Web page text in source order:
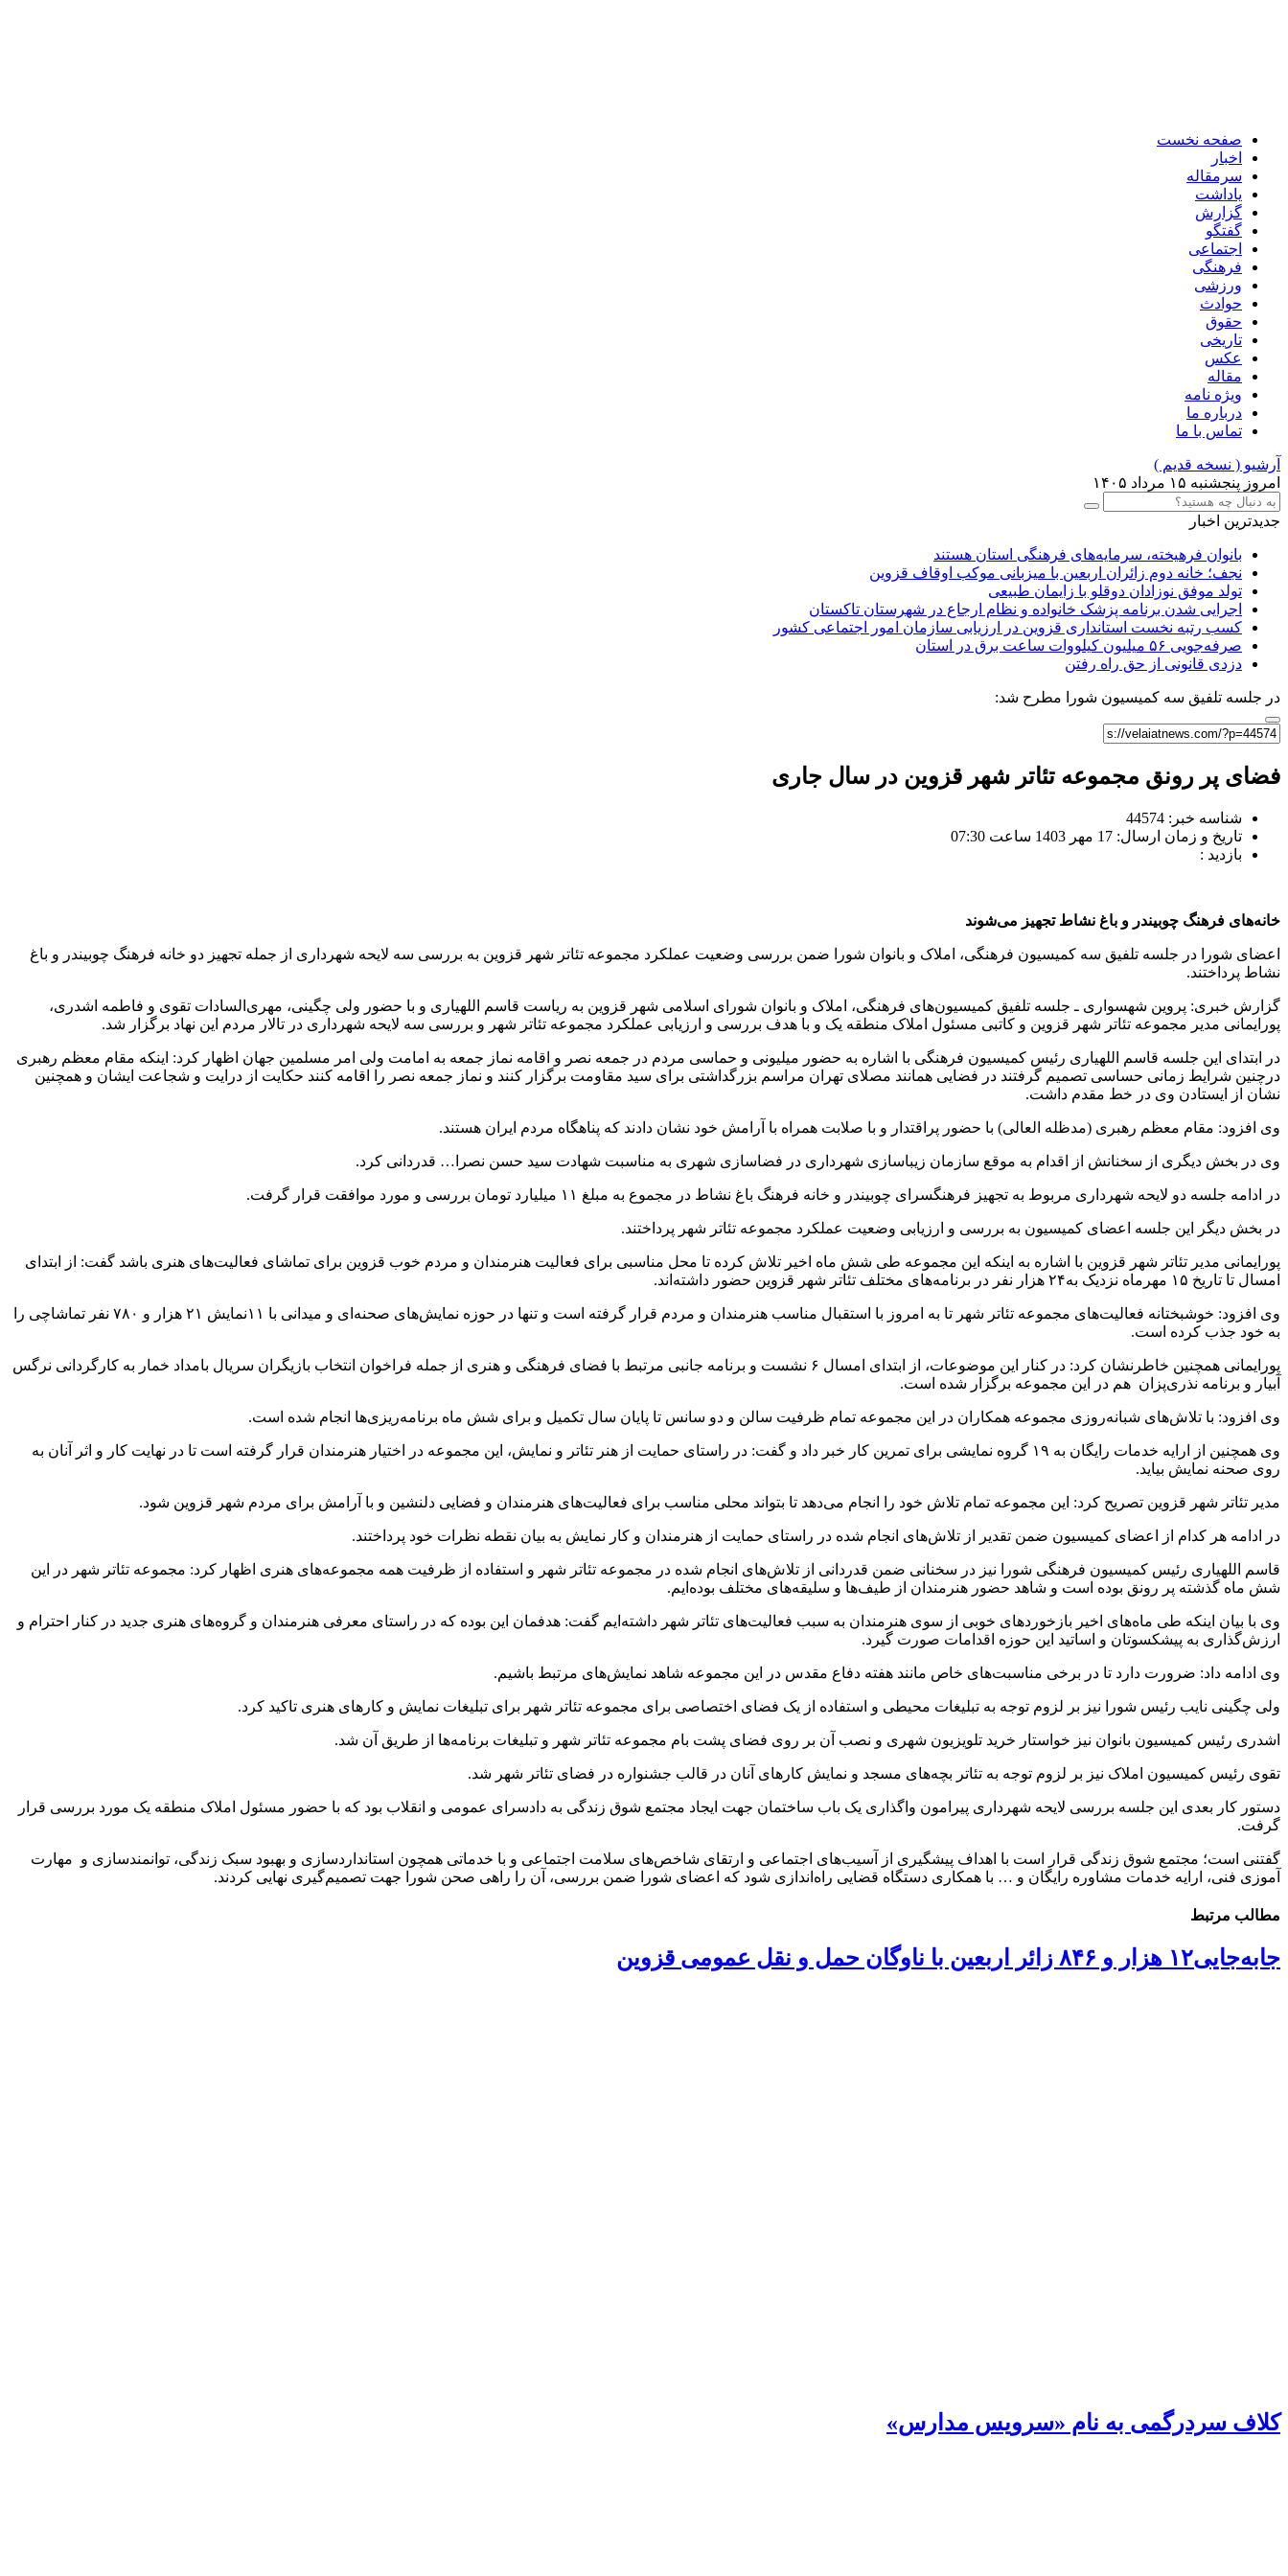
صفحه نخست
اخبار
سرمقاله
یاداشت
گزارش
گفتگو
اجتماعی
فرهنگی
ورزشی
حوادث
حقوق
تاریخی
عکس
مقاله
ویژه نامه
درباره ما
تماس با ما
آرشیو ( نسخه قدیم )
امروز پنجشنبه ۱۵ مرداد ۱۴۰۵
جدیدترین اخبار
بانوان فرهیخته، سرمایه‌های فرهنگی استان هستند
نجف؛ خانه دوم زائران اربعین با میزبانی موکب اوقاف قزوین
تولد موفق نوزادان دوقلو با زایمان طبیعی
اجرایی شدن برنامه پزشک خانواده و نظام ارجاع در شهرستان تاکستان
کسب رتبه نخست استانداری قزوین در ارزیابی سازمان امور اجتماعی کشور
صرفه‌جویی ۵۶ میلیون کیلووات‌ ساعت برق در استان
دزدی قانونی از حق راه رفتن
در جلسه تلفیق سه کمیسیون شورا مطرح شد:
فضای پر رونق مجموعه تئاتر شهر قزوین در سال جاری
شناسه خبر: 44574
تاریخ و زمان ارسال: 17 مهر 1403 ساعت 07:30
بازدید :
خانه‌های فرهنگ چوبیندر و باغ نشاط تجهیز می‌شوند
اعضای شورا در جلسه تلفیق سه کمیسیون فرهنگی، املاک و بانوان شورا ضمن بررسی وضعیت عملکرد مجموعه تئاتر شهر قزوین به بررسی سه لایحه شهرداری از جمله تجهیز دو خانه فرهنگ چوبیندر و باغ
نشاط پرداختند.
گزارش خبری: پروین شهسواری ـ جلسه تلفیق کمیسیون‌های فرهنگی، املاک و بانوان شورای اسلامی شهر قزوین به ریاست قاسم اللهیاری و با حضور ولی چگینی، مهری‌السادات تقوی و فاطمه اشدری،
پورایمانی مدیر مجموعه تئاتر شهر قزوین و کاتبی مسئول املاک منطقه یک و با هدف بررسی و ارزیابی عملکرد مجموعه تئاتر شهر و بررسی سه لایحه شهرداری در تالار مردم این نهاد برگزار شد.
در ابتدای این جلسه قاسم اللهیاری رئیس کمیسیون فرهنگی با اشاره به حضور میلیونی و حماسی مردم در جمعه نصر و اقامه نماز جمعه به امامت ولی امر مسلمین جهان اظهار کرد: اینکه مقام معظم رهبری
درچنین شرایط زمانی حساسی تصمیم گرفتند در فضایی همانند مصلای تهران مراسم بزرگداشتی برای سید مقاومت برگزار کنند و نماز جمعه نصر را اقامه کنند حکایت از درایت و شجاعت ایشان و همچنین
نشان از ایستادن وی در خط مقدم داشت.
وی افزود: مقام معظم رهبری (مدظله العالی) با حضور پراقتدار و با صلابت همراه با آرامش خود نشان دادند که پناهگاه مردم ایران هستند.
وی در بخش دیگری از سخنانش از اقدام به موقع سازمان زیباسازی شهرداری در فضاسازی شهری به مناسبت شهادت سید حسن نصرا… قدردانی کرد.
در ادامه جلسه دو لایحه شهرداری مربوط به تجهیز فرهنگسرای چوبیندر و خانه فرهنگ باغ نشاط در مجموع به مبلغ ۱۱ میلیارد تومان بررسی و مورد موافقت قرار گرفت.
در بخش دیگر این جلسه اعضای کمیسیون به بررسی و ارزیابی وضعیت عملکرد مجموعه تئاتر شهر پرداختند.
پورایمانی مدیر تئاتر شهر قزوین با اشاره به اینکه این مجموعه طی شش ماه اخیر تلاش کرده تا محل مناسبی برای فعالیت هنرمندان و مردم خوب قزوین برای تماشای فعالیت‌های هنری باشد گفت: از ابتدای
امسال تا تاریخ ۱۵ مهرماه نزدیک به۲۴ هزار نفر در برنامه‌های مختلف تئاتر شهر قزوین حضور داشته‌اند.
وی افزود: خوشبختانه فعالیت‌های مجموعه تئاتر شهر تا به امروز با استقبال مناسب هنرمندان و مردم قرار گرفته است و تنها در حوزه نمایش‌های صحنه‌ای و میدانی با ۱۱نمایش ۲۱ هزار و ۷۸۰ نفر تماشاچی را
به خود جذب کرده است.
پورایمانی همچنین خاطرنشان کرد: در کنار این موضوعات، از ابتدای امسال ۶ نشست و برنامه جانبی مرتبط با فضای فرهنگی و هنری از جمله فراخوان انتخاب بازیگران سریال بامداد خمار به کارگردانی نرگس
آبیار و برنامه نذری‌پزان هم در این مجموعه برگزار شده است.
وی افزود: با تلاش‌های شبانه‌روزی مجموعه همکاران در این مجموعه تمام ظرفیت سالن و دو سانس تا پایان سال تکمیل و برای شش ماه برنامه‌ریزی‌ها انجام شده است.
وی همچنین از ارایه خدمات رایگان به ۱۹ گروه نمایشی برای تمرین کار خبر داد و گفت: در راستای حمایت از هنر تئاتر و نمایش، این مجموعه در اختیار هنرمندان قرار گرفته است تا در نهایت کار و اثر آنان به
روی صحنه نمایش بیاید.
مدیر تئاتر شهر قزوین تصریح کرد: این مجموعه تمام تلاش خود را انجام می‌دهد تا بتواند محلی مناسب برای فعالیت‌های هنرمندان و فضایی دلنشین و با آرامش برای مردم شهر قزوین شود.
در ادامه هر کدام از اعضای کمیسیون ضمن تقدیر از تلاش‌های انجام شده در راستای حمایت از هنرمندان و کار نمایش به بیان نقطه نظرات خود پرداختند.
قاسم اللهیاری رئیس کمیسیون فرهنگی شورا نیز در سخنانی ضمن قدردانی از تلاش‌های انجام شده در مجموعه تئاتر شهر و استفاده از ظرفیت همه مجموعه‌های هنری اظهار کرد: مجموعه تئاتر شهر در این
شش ماه گذشته پر رونق بوده است و شاهد حضور هنرمندان از طیف‌ها و سلیقه‌های مختلف بوده‌ایم.
وی با بیان اینکه طی ماه‌های اخیر بازخوردهای خوبی از سوی هنرمندان به سبب فعالیت‌های تئاتر شهر داشته‌ایم گفت: هدفمان این بوده که در راستای معرفی هنرمندان و گروه‌های هنری جدید در کنار احترام و
ارزش‌گذاری به پیشکسوتان و اساتید این حوزه اقدامات صورت گیرد.
وی ادامه داد: ضرورت دارد تا در برخی مناسبت‌های خاص مانند هفته دفاع مقدس در این مجموعه شاهد نمایش‌های مرتبط باشیم.
ولی چگینی نایب رئیس شورا نیز بر لزوم توجه به تبلیغات محیطی و استفاده از یک فضای اختصاصی برای مجموعه تئاتر شهر برای تبلیغات نمایش و کارهای هنری تاکید کرد.
اشدری رئیس کمیسیون بانوان نیز خواستار خرید تلویزیون شهری و نصب آن بر روی فضای پشت بام مجموعه تئاتر شهر و تبلیغات برنامه‌ها از طریق آن شد.
تقوی رئیس کمیسیون املاک نیز بر لزوم توجه به تئاتر بچه‌های مسجد و نمایش کارهای آنان در قالب جشنواره در فضای تئاتر شهر شد.
دستور کار بعدی این جلسه بررسی لایحه شهرداری پیرامون واگذاری یک باب ساختمان جهت ایجاد مجتمع شوق زندگی به دادسرای عمومی و انقلاب بود که با حضور مسئول املاک منطقه یک مورد بررسی قرار
گرفت.
گفتنی است؛ مجتمع شوق زندگی قرار است با اهداف پیشگیری از آسیب‌های اجتماعی و ارتقای شاخص‌های سلامت اجتماعی و با خدماتی همچون استانداردسازی و بهبود سبک زندگی، توانمندسازی و مهارت
آموزی فنی، ارایه خدمات مشاوره رایگان و … با همکاری دستگاه قضایی راه‌اندازی شود که اعضای شورا ضمن بررسی، آن را راهی صحن شورا جهت تصمیم‌گیری نهایی کردند.
مطالب مرتبط
جابه‌جایی۱۲ هزار و ۸۴۶ زائر اربعین با ناوگان حمل و نقل عمومی قزوین
کلاف سردرگمی به نام «سرویس مدارس»